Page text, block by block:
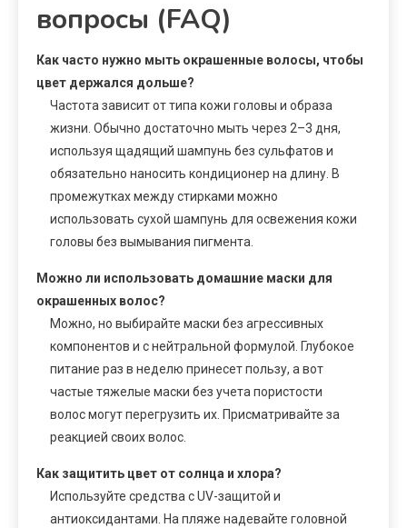
вопросы (FAQ)
Как часто нужно мыть окрашенные волосы, чтобы
цвет держался дольше?
Частота зависит от типа кожи головы и образа
жизни. Обычно достаточно мыть через 2–3 дня,
используя щадящий шампунь без сульфатов и
обязательно наносить кондиционер на длину. В
промежутках между стирками можно
использовать сухой шампунь для освежения кожи
головы без вымывания пигмента.
Можно ли использовать домашние маски для
окрашенных волос?
Можно, но выбирайте маски без агрессивных
компонентов и с нейтральной формулой. Глубокое
питание раз в неделю принесет пользу, а вот
частые тяжелые маски без учета пористости
волос могут перегрузить их. Присматривайте за
реакцией своих волос.
Как защитить цвет от солнца и хлора?
Используйте средства с UV-защитой и
антиоксидантами. На пляже надевайте головной